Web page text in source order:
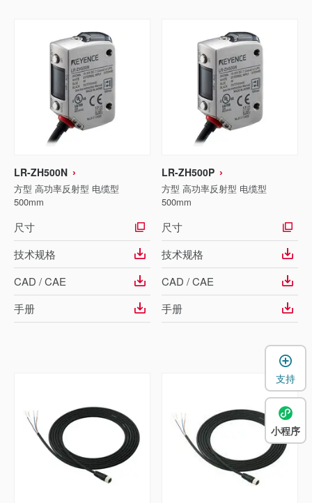
LR-ZH500N
方型 高功率反射型 电缆型
500mm
尺寸
技术规格
CAD / CAE
手册
LR-ZH500P
方型 高功率反射型 电缆型
500mm
尺寸
技术规格
CAD / CAE
手册
支持
小程序